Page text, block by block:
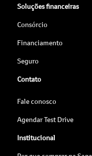
Soluções financeiras
Consórcio
Financiamento
Seguro
Contato
Fale conosco
Agendar Test Drive
Institucional